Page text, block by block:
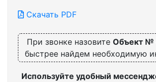
Скачать PDF
При звонке назовите Объект №
быстрее найдем необходимую
Используйте удобный